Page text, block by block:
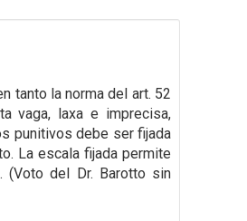
tanto la norma del art. 52
vaga, laxa e imprecisa,
punitivos debe ser fijada
La escala fijada permite
(Voto del Dr. Barotto sin